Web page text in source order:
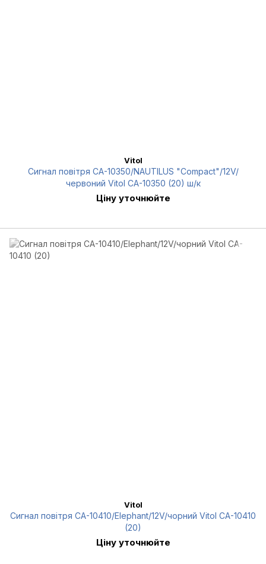
Vitol
Сигнал повітря CA-10350/NAUTILUS "Compact"/12V/
червоний Vitol CA-10350 (20) ш/к
Ціну уточнюйте
Vitol
Сигнал повітря CA-10410/Еlephant/12V/чорний Vitol CA-10410
(20)
Ціну уточнюйте